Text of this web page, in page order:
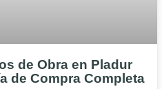
de Obra en Pladur
de Compra Completa